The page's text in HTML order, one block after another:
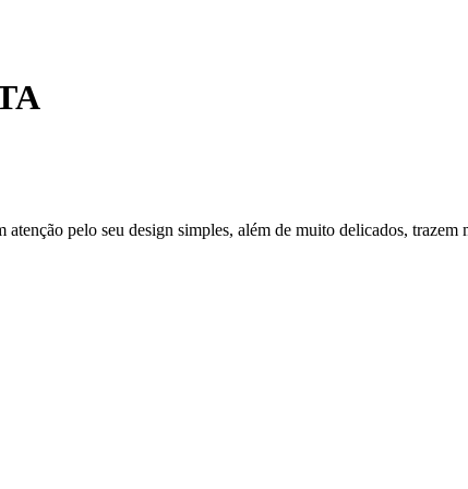
pelo seu design simples, além de muito delicados,